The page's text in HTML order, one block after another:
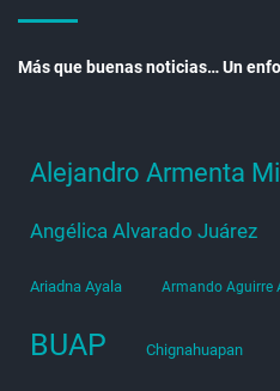
Más que buenas noticias… Un
Alejandro Armenta
Angélica Alvarado Juárez
Ariadna Ayala Armando Aguirre
BUAP Chignahuapan